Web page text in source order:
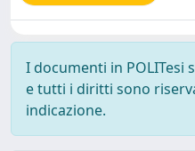
I documenti in
e tutti i diritti sono
indicazione.